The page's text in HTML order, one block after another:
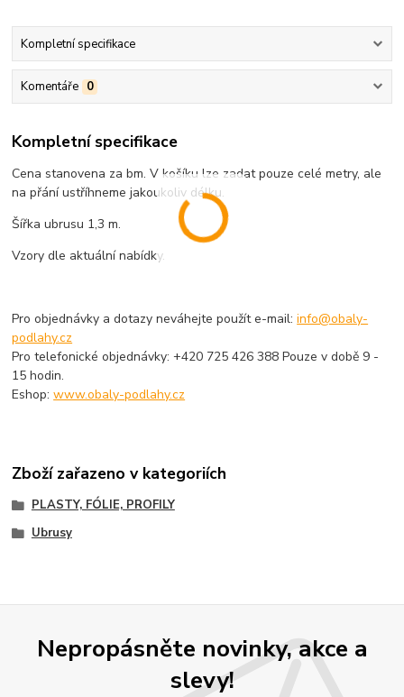
Kompletní specifikace
Komentáře 0
Kompletní specifikace
Cena stanovena za bm. V košíku lze zadat pouze celé metry, ale
na přání ustříhneme jakoukoliv délku.
Šířka ubrusu 1,3 m.
Vzory dle aktuální nabídky.
Pro objednávky a dotazy neváhejte použít e-mail:info@obaly-
podlahy.cz
Pro telefonické objednávky: +420 725 426 388 Pouze v době 9 -
15 hodin.
Eshop:www.obaly-podlahy.cz
Zboží zařazeno v kategoriích
PLASTY, FÓLIE, PROFILY
Ubrusy
Nepropásněte novinky, akce a
slevy!